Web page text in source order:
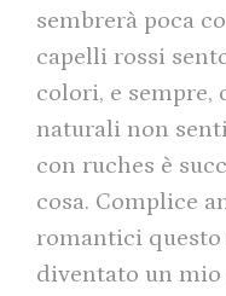
sembrerà poca
capelli rossi
colori, e sempre,
naturali non
con ruches è
cosa. Complice
romantici questo
diventato un mio